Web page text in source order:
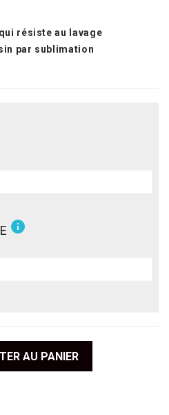
résiste au lavage
par sublimation
info
AU PANIER